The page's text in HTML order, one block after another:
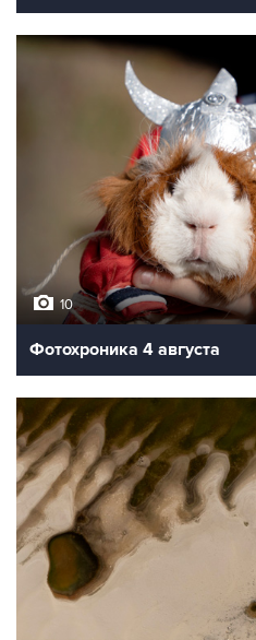
10
Фотохроника 4 августа